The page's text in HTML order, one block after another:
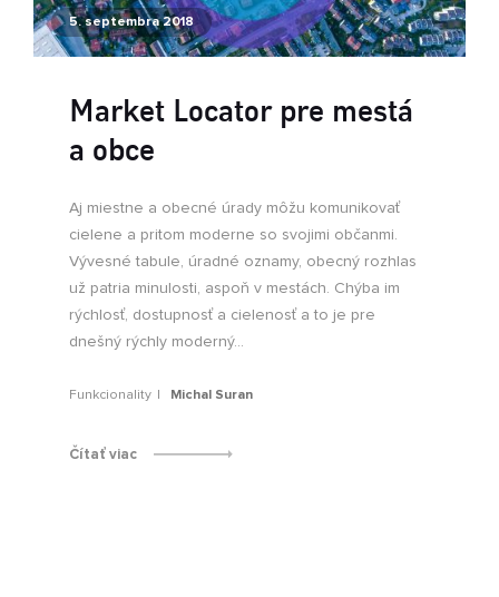
5. septembra 2018
Market Locator pre mestá
a obce
Aj miestne a obecné úrady môžu komunikovať
cielene a pritom moderne so svojimi občanmi.
Vývesné tabule, úradné oznamy, obecný rozhlas
už patria minulosti, aspoň v mestách. Chýba im
rýchlosť, dostupnosť a cielenosť a to je pre
dnešný rýchly moderný...
Funkcionality Michal Suran
Čítať viac